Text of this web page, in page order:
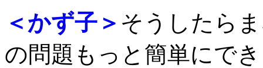
＜かず子＞ そうしたら
の問題もっと簡単にで